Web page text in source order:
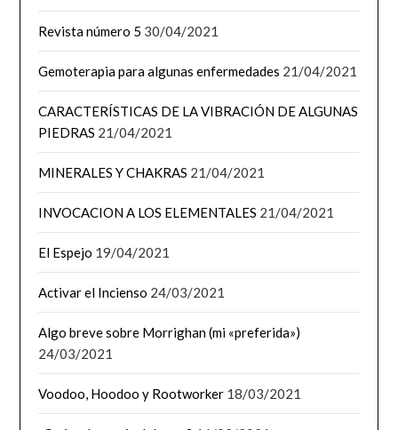
Revista número 5 30/04/2021
Gemoterapia para algunas enfermedades 21/04/2021
CARACTERÍSTICAS DE LA VIBRACIÓN DE ALGUNAS
PIEDRAS 21/04/2021
MINERALES Y CHAKRAS 21/04/2021
INVOCACION A LOS ELEMENTALES 21/04/2021
El Espejo 19/04/2021
Activar el Incienso 24/03/2021
Algo breve sobre Morrighan (mi «preferida»)
24/03/2021
Voodoo, Hoodoo y Rootworker 18/03/2021